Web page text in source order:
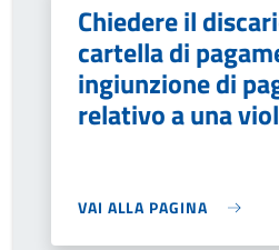
Chiedere il
cartella di
ingiunzione di
relativo a una
VAI ALLA PAGINA